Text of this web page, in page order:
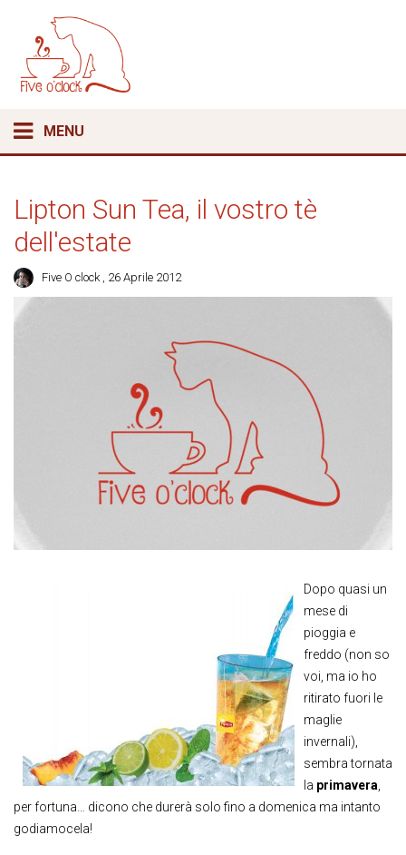
MENU
Lipton Sun Tea, il vostro tè
dell'estate
Five O clock , 26 Aprile 2012
Dopo quasi un
mese di
pioggia e
freddo (non so
voi, ma io ho
ritirato fuori le
maglie
invernali),
sembra tornata
la primavera
per fortuna… dicono che durerà solo fino a domenica ma intanto
godiamocela!